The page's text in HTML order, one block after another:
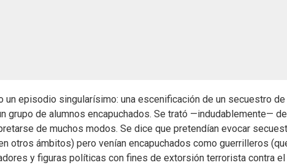
un episodio singularísimo: una escenificación de un secuestro
grupo de alumnos encapuchados. Se trató —indudablemente—
de muchos modos. Se dice que pretendían evocar
otros ámbitos) pero venían encapuchados como guerrilleros
y figuras políticas con fines de extorsión terrorista contra el